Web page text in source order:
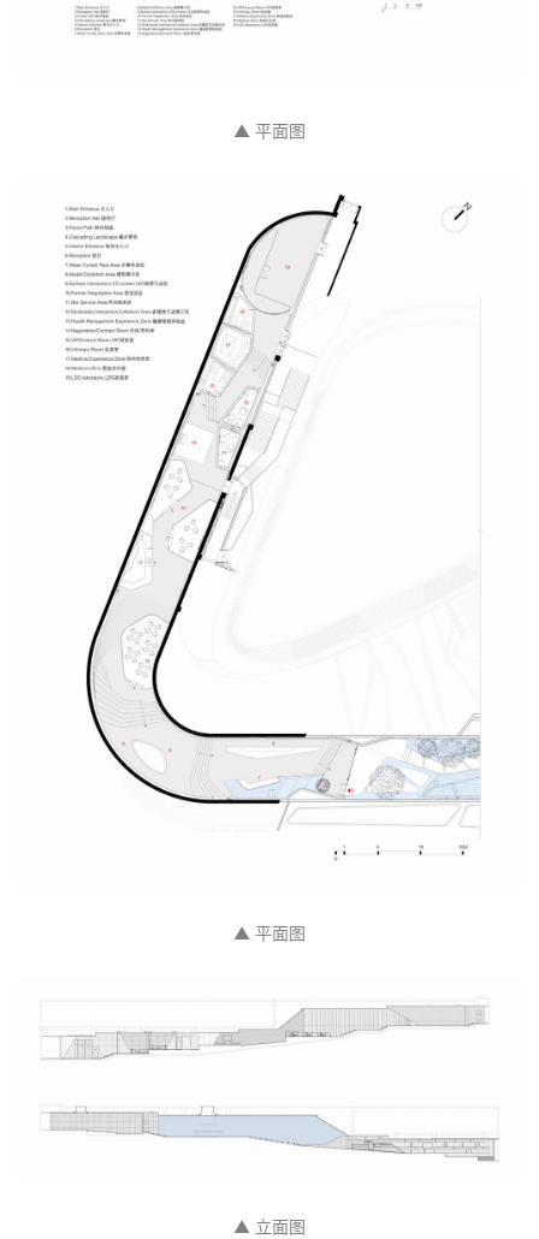
▲ 平面图
▲ 平面图
▲ 立面图